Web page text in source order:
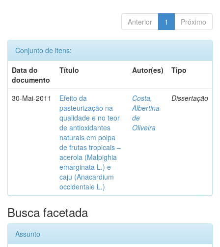
Anterior 1 Próximo
Conjunto de itens:
Data do
documento
Título Autor(es) Tipo
30-Mai-2011
Efeito da
pasteurização na
qualidade e no teor
de antioxidantes
naturais em polpa
de frutas tropicais –
acerola (Malpighia
emarginata L.) e
caju (Anacardium
occidentale L.)
Costa,
Albertina
de
Oliveira
Dissertação
Busca facetada
Assunto